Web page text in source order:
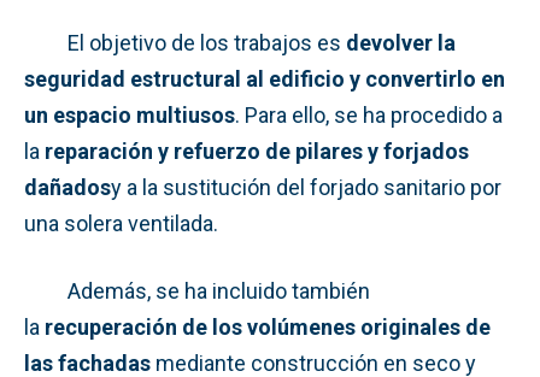
El objetivo de los trabajos es devolver la
seguridad estructural al edificio y convertirlo en
un espacio multiusos. Para ello, se ha procedido a
la reparación y refuerzo de pilares y forjados
dañadosy a la sustitución del forjado sanitario por
una solera ventilada.
Además, se ha incluido también
la recuperación de los volúmenes originales de
las fachadas mediante construcción en seco y